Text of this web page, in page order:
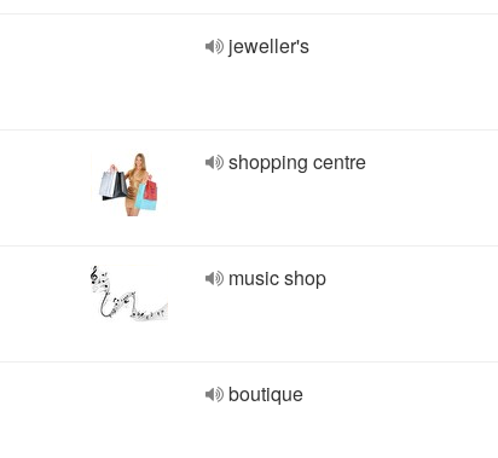
jeweller's
shopping centre
music shop
boutique